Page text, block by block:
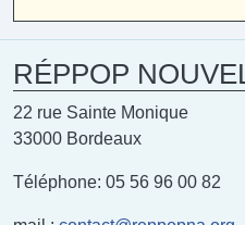
RÉPPOP
22 rue Sainte Monique
33000 Bordeaux
Téléphone: 05 56 96 00 82